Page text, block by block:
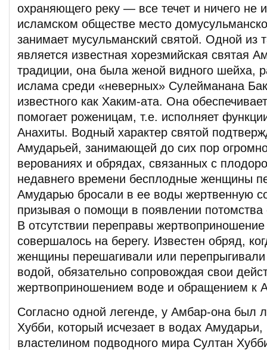
охраняющего реку — все течет и ничего не
исламском обществе место
занимает мусульманский святой. Одной из
является известная хорезмийская святая
традиции, она была женой видного шейха,
ислама среди «неверных» Сулейманана
известного как Хаким-ата. Она
помогает роженицам, т.е. исполняет
Анахиты. Водный характер святой
Амударьей, занимающей до сих пор
верованиях и обрядах, связанных с
недавнего времени бесплодные женщины
Амударью бросали в ее воды жертвенную
призывая о помощи в появлении
В отсутствии переправы
совершалось на берегу. Известен обряд,
женщины перешагивали или
водой, обязательно сопровождая свои
жертвоприношением воде и обращением к
Согласно одной легенде, у Амбар-она был
Хубби, который исчезает в водах Амударьи,
властелином подводного мира Султан